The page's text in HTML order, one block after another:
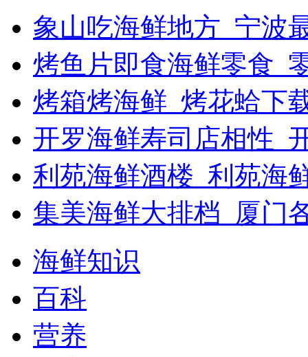
象山吃海鲜地方_宁波
烤鱼片即食海鲜零食_
烤箱烤海鲜_烤花蛤下
开罗海鲜寿司店相性_
利苑海鲜酒楼_利苑海
集美海鲜大排档_厦门
海鲜知识
百科
营养